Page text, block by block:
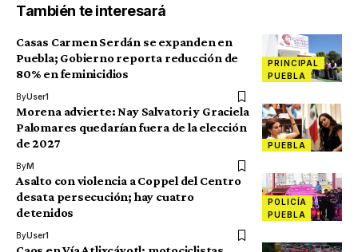
También te interesará
PRINCIPAL
PUEBLA
Casas Carmen Serdán se expanden en
Puebla; Gobierno reporta reducción de
80% en feminicidios
ByUser1
PUEBLA
Morena advierte: Nay Salvatori y Graciela
Palomares quedarían fuera de la elección
de 2027
ByM
POLICÍA
PUEBLA
Asalto con violencia a Coppel del Centro
desata persecución; hay cuatro
detenidos
ByUser1